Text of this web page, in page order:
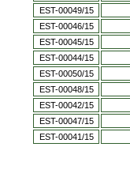
EST-00049/15
EST-00046/15
EST-00045/15
EST-00044/15
EST-00050/15
EST-00048/15
EST-00042/15
EST-00047/15
EST-00041/15